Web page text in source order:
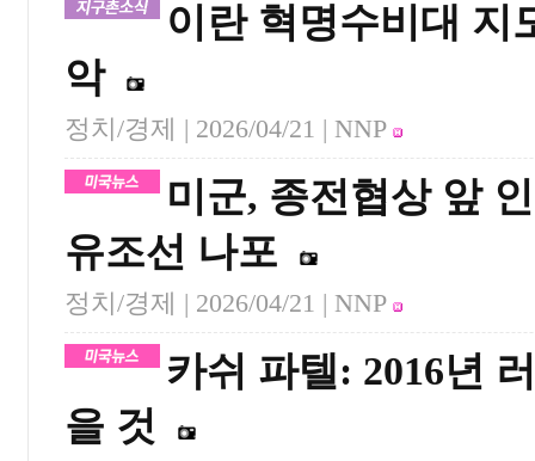
이란 혁명수비대 지
악
정치/경제 | 2026/04/21 | NNP
미군, 종전협상 앞
유조선 나포
정치/경제 | 2026/04/21 | NNP
카쉬 파텔: 2016년
을 것